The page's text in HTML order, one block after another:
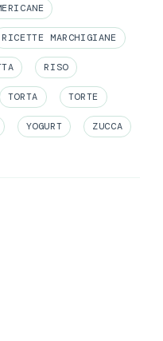
RICETTE MARCHIGIANE
RISO
TORTA TORTE
YOGURT ZUCCA